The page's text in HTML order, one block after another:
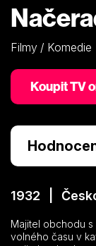
Filmy / Komedie
Koupit TV
1932 |
Majitel obchodu
volného času v